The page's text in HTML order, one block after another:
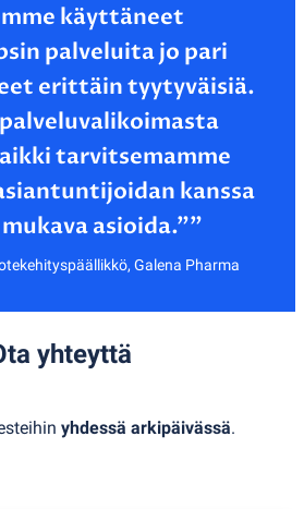
käyttäneet
palveluita jo pari
erittäin tyytyväisiä.
tarvitsemamme
kanssa
Galena Pharma
yhteyttä
yhdessä arkipäivässä.